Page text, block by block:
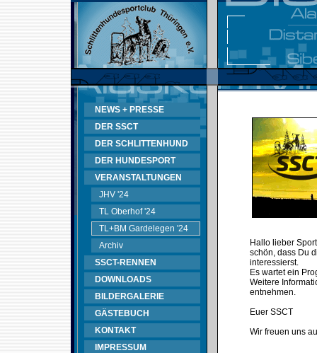
NEWS + PRESSE
DER SSCT
DER SCHLITTENHUND
DER HUNDESPORT
VERANSTALTUNGEN
JHV '24
TL Oberhof '24
TL+BM Gardelegen '24
Archiv
SSCT-RENNEN
DOWNLOADS
BILDERGALERIE
GÄSTEBUCH
KONTAKT
IMPRESSUM
Hallo lieber
schön, dass Du
interessierst.
Es wartet ein
Weitere
entnehmen.
Euer SSCT
Wir freuen uns